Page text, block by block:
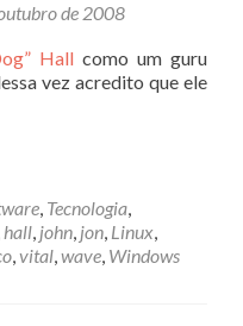
de 2008
Hall como um guru
vez acredito que ele
, Tecnologia,
hall, john, jon, Linux,
,vital,wave, Windows